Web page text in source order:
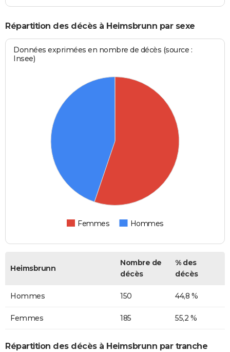
Répartition des décès à Heimsbrunn par sexe
Données exprimées en nombre de décès (source :
Insee)
Femmes Hommes
Heimsbrunn
Nombre de
décès
% des
décès
Hommes 150 44,8 %
Femmes 185 55,2 %
Répartition des décès à Heimsbrunn par tranche